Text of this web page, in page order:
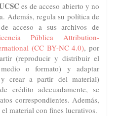
es de acceso abierto y no
Además, regula su política de
acceso a sus archivos de
Pública Attribution-
(CC BY-NC 4.0), por
(reproducir y distribuir el
o formato) y adaptar
y crear a partir del material)
crédito adecuadamente, se
correspondientes. Además,
material con fines lucrativos.